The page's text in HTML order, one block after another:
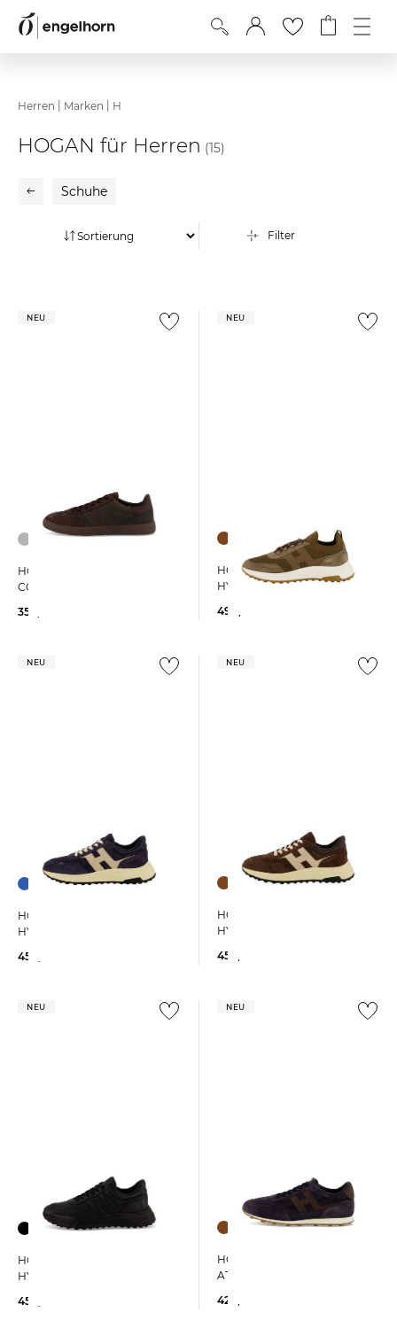
Herren Marken H
HOGAN für Herren (15)
Schuhe
Filter
NEU
HOGAN | Herren Sneaker
COOL
350,00 €
NEU
HOGAN | Herren Sneaker
HYPERLIGHT
490,00 €
NEU
HOGAN | Herren Sneaker
HYPERLIGHT
450,00 €
NEU
HOGAN | Herren Sneaker
HYPERLIGHT
450,00 €
NEU
HOGAN | Herren Sneaker
HYPERLIGHT
450,00 €
NEU
HOGAN | Herren Sneaker
ATHLETIC H699
420,00 €